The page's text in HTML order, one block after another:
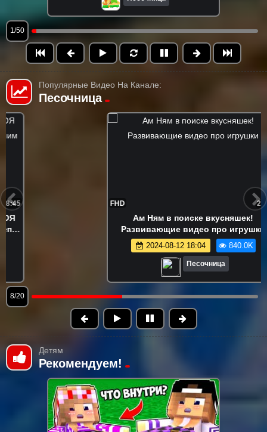
1/50
Популярные Видео На Канале:
Песочница
21:55
Ам Ням играет в съедобное-
несъедобное! 😋 Игры и развивающее
видео про игрушки Om Nom
2024-08-13 15:03 815.3K
Песочница
9/20
Детям
Рекомендуем!